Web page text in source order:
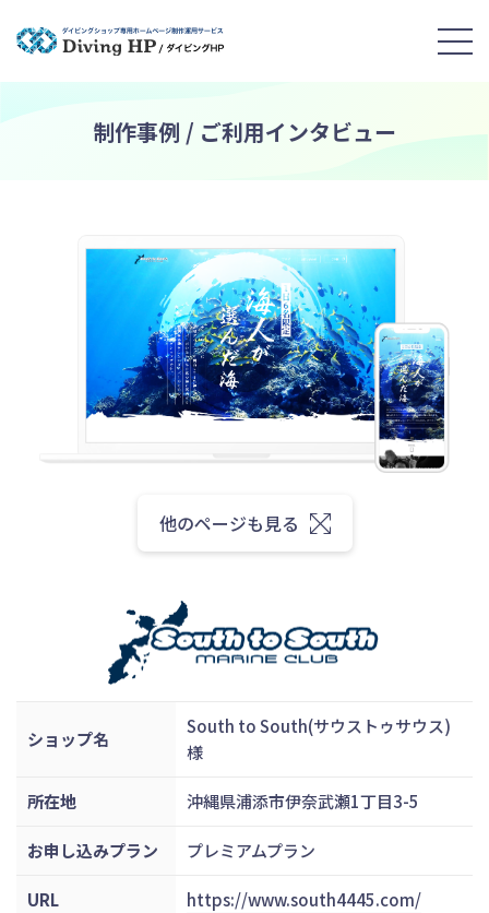
制作事例 / ご利用インタビュー
他のページも見る
ショップ名
South to South(サウストゥサウス)
様
所在地 沖縄県浦添市伊奈武瀬1丁目3-5
お申し込みプラン プレミアムプラン
URL https://www.south4445.com/